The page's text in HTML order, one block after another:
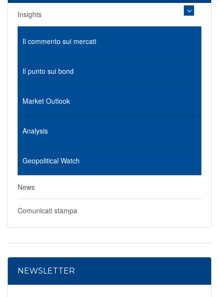
Insights
Il commento sui mercati
Il punto sui bond
Market Outlook
Analysis
Geopolitical Watch
News
Comunicati stampa
NEWSLETTER